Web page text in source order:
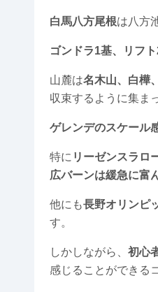
白馬八方尾根は八方
ゴンドラ1基、リフ
山麓は名木山、白樺
収束するように集ま
ゲレンデのスケール
特に リーゼンスラロ
広バーンは緩急に富
他にも長野オリンピ
す。
しかしながら、 初心
感じることができる